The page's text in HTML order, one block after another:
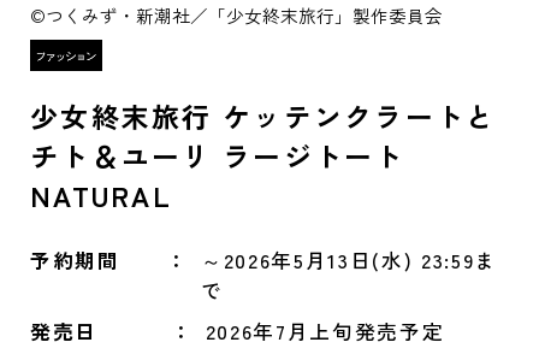
©つくみず・新潮社／「少女終末旅行」製作委員会
少女終末旅行 ケッテンクラートと
チト＆ユーリ ラージトート
NATURAL
予約期間
～2026年5月13日(水) 23:59ま
で
発売日
2026年7月上旬発売予定